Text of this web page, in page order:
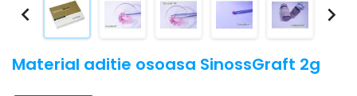
 
Material aditie osoasa SinossGraft 2g